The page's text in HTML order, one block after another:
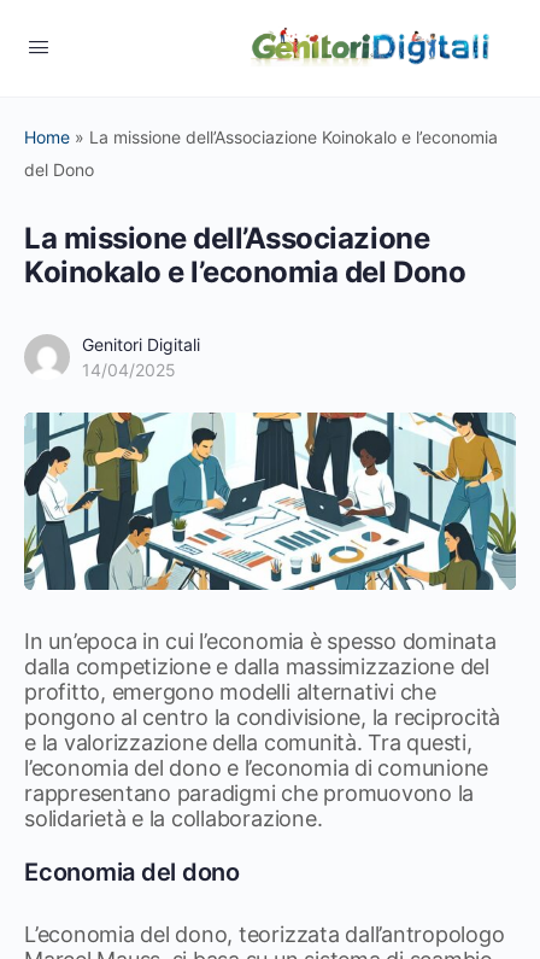
Home » La missione dell’Associazione Koinokalo e l’economia
del Dono
La missione dell’Associazione
Koinokalo e l’economia del Dono
Genitori Digitali
14/04/2025
In un’epoca in cui l’economia è spesso dominata
dalla competizione e dalla massimizzazione del
profitto, emergono modelli alternativi che
pongono al centro la condivisione, la reciprocità
e la valorizzazione della comunità. Tra questi,
l’economia del dono e l’economia di comunione
rappresentano paradigmi che promuovono la
solidarietà e la collaborazione.
Economia del dono​
L’economia del dono, teorizzata dall’antropologo